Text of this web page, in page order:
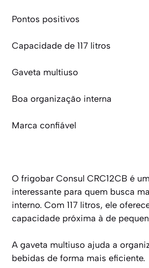
Pontos positivos
Capacidade de 117 litros
Gaveta multiuso
Boa organização interna
Marca confiável
O frigobar Consul CRC12CB é
interessante para quem busca
interno. Com 117 litros, ele
capacidade próxima à de
A gaveta multiuso ajuda a
bebidas de forma mais eficiente.